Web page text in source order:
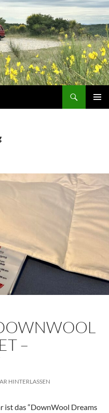
–
HINTERLASSEN
ist das “DownWool Dreams